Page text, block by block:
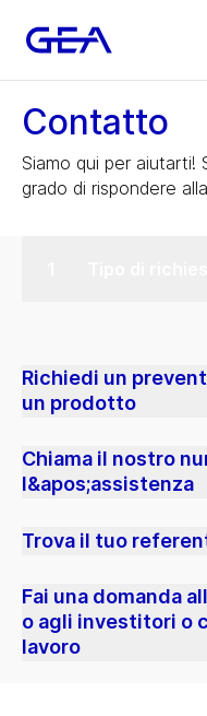
Contatto
Siamo qui per aiutarti!
grado di rispondere
Richiedi un
un prodotto
Chiama il nostro
l&apos;assistenza
Trova il tuo
Fai una domanda
o agli investitori o
lavoro